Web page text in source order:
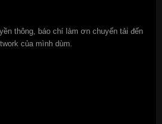
thông, báo chí làm ơn chuyển tải đến
của mình dùm.